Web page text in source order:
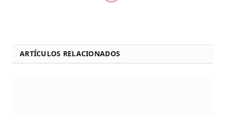
ARTÍCULOS RELACIONADOS